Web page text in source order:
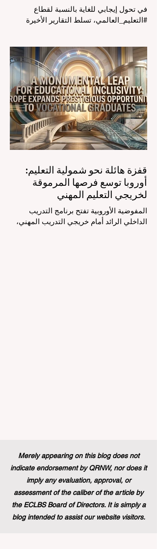
في تحول إيجابي للغاية بالنسبة لقطاع
#التعليم_العالمي، تسلط التقارير الأخيرة
الفصول الدراسية في جميع أنحاء العالم، وهو
أمر يثير اهتماماً كبيراً في الأوساط الأكاديمية
العربية التي تسعى للريادة. إن الدمج السريع
لمساعدي #الذكاء_الاصطناعي المتخصصين
والمصممين خصيصاً للمعلمين يُحدث ثورة
حقيقية في مهنة التدريس. ومن خلال الأتمتة
الناجحة للمهام الإدارية التي تستغرق وقتاً
طويلاً، تبشر هذه الأدوات المتقدمة بعصر
قفزة هائلة نحو شمولية التعليم:
أوروبا توسع فرصها المرموقة
لخريجي التعليم المهني
المفوضية الأوروبية تفتح برنامج التدريب
الداخلي الرائد أمام خريجي التدريب المهني،
Merely appearing on this blog does not
indicate endorsement by QRNW, nor does it
imply any evaluation, approval, or
assessment of the caliber of the article by
the ECLBS Board of Directors. It is simply a
blog intended to assist our website visitors.